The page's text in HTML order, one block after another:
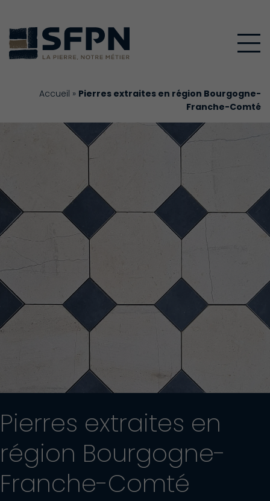
Accueil » Pierres extraites en région Bourgogne-
Franche-Comté
Pierres extraites en
région Bourgogne-
Franche-Comté